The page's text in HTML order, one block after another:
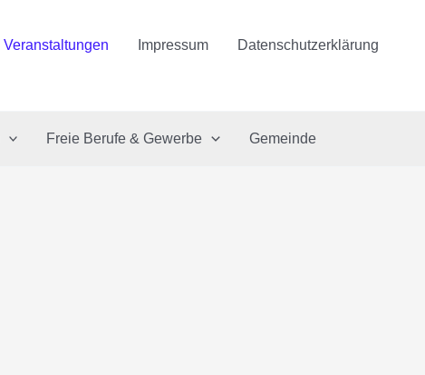
Veranstaltungen Impressum Datenschutzerklärung
Freie Berufe & Gewerbe Gemeinde